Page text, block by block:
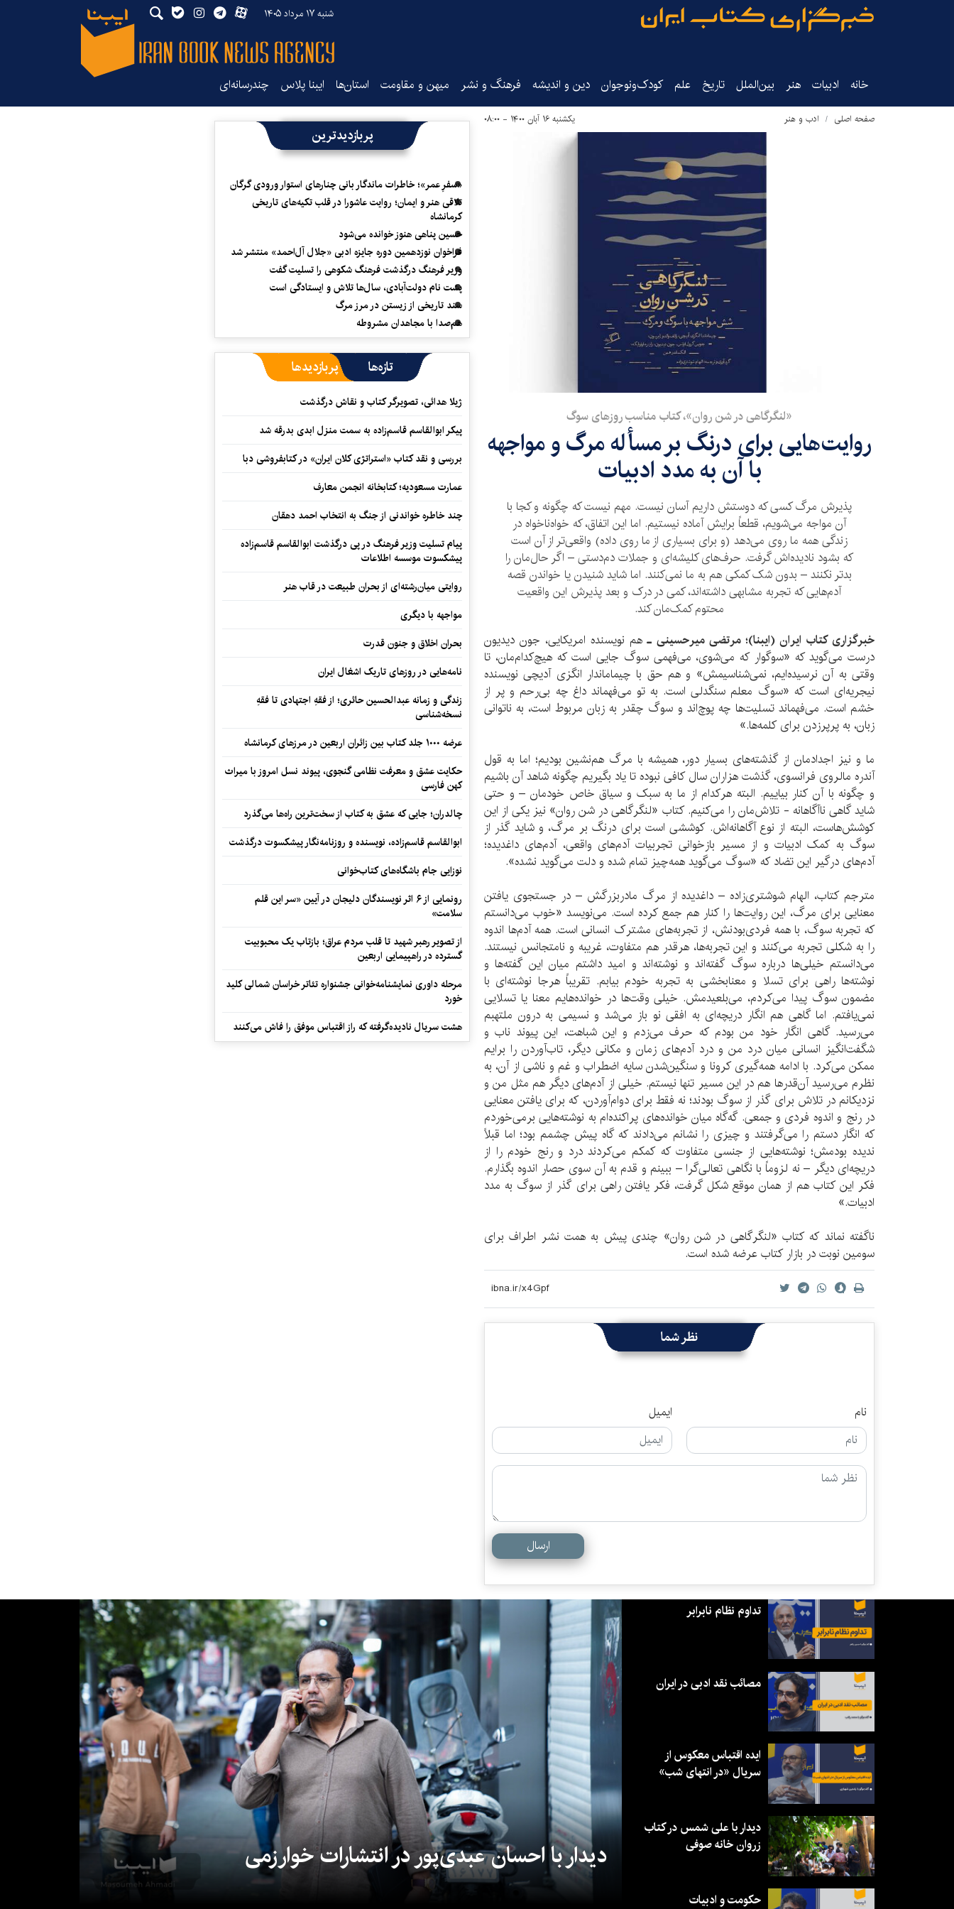
شنبه ۱۷ مرداد ۱۴۰۵
خانه ادبیات هنر بین‌الملل تاریخ‌ علم کودک‌ونوجوان دین و اندیشه فرهنگ و نشر میهن و مقاومت استان‌ها ایبنا پلاس چندرسانه‌ای
صفحه اصلی ادب و هنر یکشنبه ۱۶ آبان ۱۴۰۰ - ۰۸:۰۰
«لنگرگاهی در شن روان»، کتاب مناسب روزهای سوگ
روایت‌هایی برای درنگ بر مسأله مرگ و مواجهه
با آن به مدد ادبیات
پذیرش مرگ کسی که دوستش داریم آسان نیست. مهم نیست که چگونه و کجا با
آن مواجه می‌شویم، قطعاً برایش آماده نیستیم. اما این اتفاق، که خواه‌ناخواه در
زندگی همه ما روی می‌دهد (و برای بسیاری از ما روی داده) واقعی‌تر از آن است
که بشود نادیده‌اش گرفت. حرف‌های کلیشه‌ای و جملات دم‌دستی – اگر حال‌مان را
بدتر نکنند – بدون شک کمکی هم به ما نمی‌کنند. اما شاید شنیدن یا خواندن قصه
آدم‌هایی که تجربه مشابهی داشته‌اند، کمی در درک و بعد پذیرش این واقعیت
محتوم کمک‌مان کند.
خبرگزاری کتاب ایران (ایبنا)؛ مرتضی میرحسینی ـهم نویسنده امریکایی، جون دیدیون
درست می‌گوید که «سوگوار که می‌شوی، می‌فهمی سوگ جایی است که هیچ‌کدام‌مان، تا
وقتی به آن نرسیده‌ایم، نمی‌شناسیمش» و هم حق با چیماماندار انگزی آدیچی نویسنده
نیجریه‌ای است که «سوگ معلم سنگدلی است. به تو می‌فهماند داغ چه بی‌رحم و پر از
خشم است. می‌فهماند تسلیت‌ها چه پوچ‌اند و سوگ چقدر به زبان مربوط است، به ناتوانی
زبان، به پرپرزدن برای کلمه‌ها.»
ما و نیز اجدادمان از گذشته‌های بسیار دور، همیشه با مرگ هم‌نشین بودیم؛ اما به قول
آندره مالروی فرانسوی، گذشت هزاران سال کافی نبوده تا یاد بگیریم چگونه شاهد آن باشیم
و چگونه با آن کنار بیاییم. البته هرکدام از ما به سبک و سیاق خاص خودمان – و حتی
شاید گاهی ناآگاهانه - تلاش‌مان را می‌کنیم. کتاب «لنگرگاهی در شن روان» نیز یکی از این
کوشش‌هاست، البته از نوع آگاهانه‌اش. کوششی است برای درنگ بر مرگ، و شاید گذر از
سوگ به کمک ادبیات و از مسیر بازخوانی تجربیات آدم‌های واقعی، آدم‌های داغدیده؛
آدم‌های درگیر این تضاد که «سوگ می‌گوید همه‌چیز تمام شده و دلت می‌گوید نشده».
مترجم کتاب، الهام شوشتری‌زاده – داغدیده از مرگ مادربزرگش – در جستجوی یافتن
معنایی برای مرگ، این روایت‌ها را کنار هم جمع کرده است. می‌نویسد «خوب می‌دانستم
که تجربه سوگ، با همه فردی‌بودنش، از تجربه‌های مشترک انسانی است. همه آدم‌ها اندوه
را به شکلی تجربه می‌کنند و این تجربه‌ها، هرقدر هم متفاوت، غریبه و نامتجانس نیستند.
می‌دانستم خیلی‌ها درباره سوگ گفته‌اند و نوشته‌اند و امید داشتم میان این گفته‌ها و
نوشته‌ها راهی برای تسلا و معنابخشی به تجربه خودم بیابم. تقریباً هرجا نوشته‌ای با
مضمون سوگ پیدا می‌کردم، می‌بلعیدمش. خیلی وقت‌ها در خوانده‌هایم معنا یا تسلایی
نمی‌یافتم. اما گاهی هم انگار دریچه‌ای به افقی نو باز می‌شد و نسیمی به درون ملتهبم
می‌رسید. گاهی انگار خود من بودم که حرف می‌زدم و این شباهت، این پیوند ناب و
شگفت‌انگیز انسانی میان درد من و درد آدم‌های زمان و مکانی دیگر، تاب‌آوردن را برایم
ممکن می‌کرد. با ادامه همه‌گیری کرونا و سنگین‌شدن سایه اضطراب و غم و ناشی از آن، به
نظرم می‌رسید آن‌قدرها هم در این مسیر تنها نیستم. خیلی از آدم‌های دیگر هم مثل من و
نزدیکانم در تلاش برای گذر از سوگ بودند؛ نه فقط برای دوام‌آوردن، که برای یافتن معنایی
در رنج و اندوه فردی و جمعی. گه‌گاه میان خوانده‌های پراکنده‌ام به نوشته‌هایی برمی‌خوردم
که انگار دستم را می‌گرفتند و چیزی را نشانم می‌دادند که گاه پیش چشمم بود؛ اما قبلاً
ندیده بودمش؛ نوشته‌هایی از جنسی متفاوت که کمکم می‌کردند درد و رنج خودم را از
دریچه‌ای دیگر – نه لزوماً با نگاهی تعالی‌گرا – ببینم و قدم به آن سوی حصار اندوه بگذارم.
فکر این کتاب هم از همان موقع شکل گرفت، فکر یافتن راهی برای گذر از سوگ به مدد
ادبیات.»
ناگفته نماند که کتاب «لنگرگاهی در شن روان» چندی پیش به همت نشر اطراف برای
سومین نوبت در بازار کتاب عرضه شده است.
نظر شما
نام ایمیل
ارسال
پربازدیدترین
«سفرِ عمر»؛ خاطرات ماندگار بانی چنارهای استوار ورودی گرگان
تلاقی هنر و ایمان؛ روایت عاشورا در قلب تکیه‌های تاریخی
کرمانشاه
حسین پناهی هنوز خوانده می‌شود
فراخوان نوزدهمین دوره جایزه ادبی «جلال آل‌احمد» منتشر شد
وزیر فرهنگ درگذشت فرهنگ شکوهی را تسلیت گفت
پشت نام دولت‌آبادی، سال‌ها تلاش و ایستادگی است
سند تاریخی از زیستن در مرز مرگ
هم‌صدا با مجاهدان مشروطه
تازه‌ها پربازدیدها
ژیلا هدائی، تصویرگر کتاب و نقاش درگذشت
پیکر ابوالقاسم قاسم‌زاده به سمت منزل ابدی بدرقه شد
بررسی و نقد کتاب «استراتژی کلان ایران» در کتابفروشی دبا
عمارت مسعودیه؛ کتابخانه انجمن معارف
چند خاطره خواندنی از جنگ به انتخاب احمد دهقان
پیام تسلیت وزیر فرهنگ در پی درگذشت ابوالقاسم قاسم‌زاده
پیشکسوت موسسه اطلاعات
روایتی میان‌رشته‌ای از بحران طبیعت در قاب هنر
مواجهه با دیگری
بحران اخلاق و جنون قدرت
نامه‌هایی در روزهای تاریک اشغال ایران
زندگی و زمانه عبدالحسین حائری؛ از فقهِ اجتهادی تا فقهِ
نسخه‌شناسی
عرضه ۱۰۰۰ جلد کتاب بین زائران اربعین در مرزهای کرمانشاه
حکایت عشق و معرفت نظامی گنجوی، پیوند نسل امروز با میراث
کهن فارسی
چالدران؛ جایی که عشق به کتاب از سخت‌ترین راه‌ها می‌گذرد
ابوالقاسم قاسم‌زاده، نویسنده و روزنامه‌نگار پیشکسوت درگذشت
نوزایی جام باشگاه‌های کتاب‌خوانی
رونمایی از ۶ اثر نویسندگان دلیجان در آیین «سر این قلم
سلامت»
از تصویر رهبر شهید تا قلب مردم عراق؛ بازتاب یک محبوبیت
گسترده در راهپیمایی اربعین
مرحله داوری نمایشنامه‌خوانی جشنواره تئاتر خراسان شمالی کلید
خورد
هشت سریال نادیده‌گرفته که راز اقتباس موفق را فاش می‌کنند
دیدار با احسان عبدی‌پور در انتشارات خوارزمی
تداوم نظام نابرابر
مصائب نقد ادبی در ایران
ایده اقتباس معکوس از
سریال «در انتهای شب»
دیدار با علی شمس در کتاب
زروان خانه صوفی
حکومت و ادبیات